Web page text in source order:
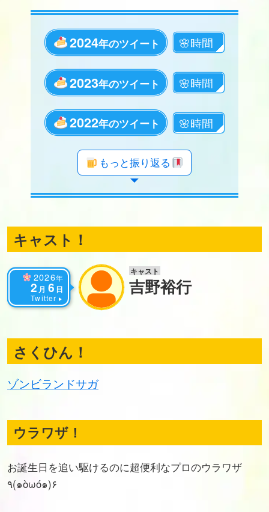
2024年のツイート
2023年のツイート
2022年のツイート
年のツイート
年のツイート
年のツイート
年のツイート
年のツイート
年のツイート
年のツイート
年のツイート
年のツイート
年のツイート
年のツイート
年のツイート
年のツイート
年のツイート
年のツイート
年のツイート
もっと振り返る
キャスト！
2026年
2 月 6 日
Twitter
キャスト
吉野裕行
さくひん！
ゾンビランドサガ
ウラワザ！
お誕生日を追い駆けるのに超便利なプロのウラワザ
٩(๑òωó๑)۶